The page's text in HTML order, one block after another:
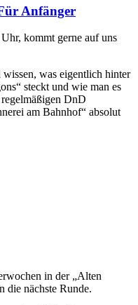
Anfänger
kommt gerne auf uns
was eigentlich hinter
steckt und wie man es
DnD
am Bahnhof“ absolut
in der „Alten
die nächste Runde.